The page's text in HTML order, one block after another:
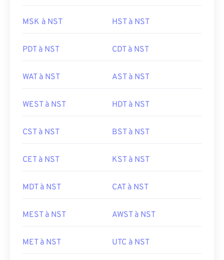
MSK à NST HST à NST
PDT à NST CDT à NST
WAT à NST AST à NST
WEST à NST HDT à NST
CST à NST BST à NST
CET à NST KST à NST
MDT à NST CAT à NST
MEST à NST AWST à NST
MET à NST UTC à NST